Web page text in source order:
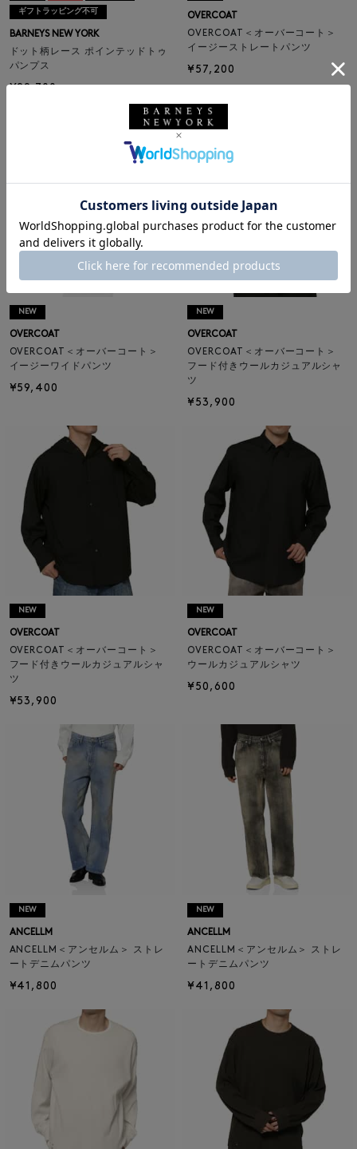
ギフトラッピング不可
BARNEYS NEW YORK
ドット柄レース ポインテッドトゥ
パンプス
¥29,700
OVERCOAT
OVERCOAT＜オーバーコート＞
イージーストレートパンツ
¥57,200
NEW
OVERCOAT
OVERCOAT＜オーバーコート＞
イージーワイドパンツ
¥59,400
NEW
OVERCOAT
OVERCOAT＜オーバーコート＞
フード付きウールカジュアルシャ
ツ
¥53,900
NEW
OVERCOAT
OVERCOAT＜オーバーコート＞
フード付きウールカジュアルシャ
ツ
¥53,900
NEW
OVERCOAT
OVERCOAT＜オーバーコート＞
ウールカジュアルシャツ
¥50,600
NEW
ANCELLM
ANCELLM＜アンセルム＞ ストレ
ートデニムパンツ
¥41,800
NEW
ANCELLM
ANCELLM＜アンセルム＞ ストレ
ートデニムパンツ
¥41,800